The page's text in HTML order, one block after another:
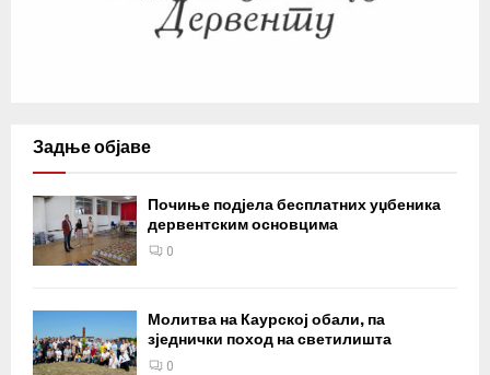
Задње објаве
Почиње подјела бесплатних уџбеника
дервентским основцима
0
Молитва на Каурској обали, па
зједнички поход на светилишта
0